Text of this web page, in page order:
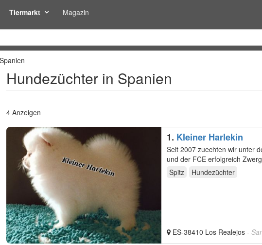
Tiermarkt Magazin
Spanien
Hundezüchter in Spanien
4 Anzeigen
1. Kleiner Harlekin
Seit 2007 zuechten wir unter dem
Spitz
Hundezüchter
ES-38410 Los Realejos -